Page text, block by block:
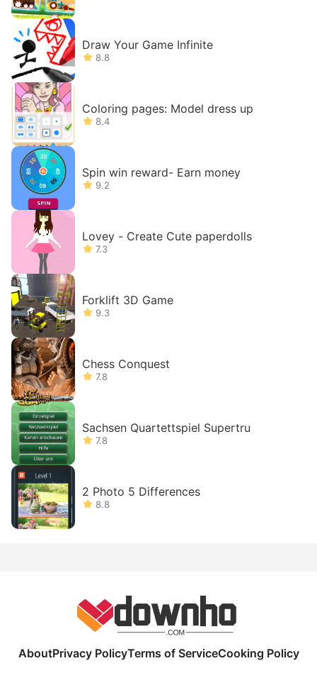
Draw Your Game Infinite
8.8
Coloring pages: Model dress up
8.4
Spin win reward- Earn money
9.2
Lovey - Create Cute paperdolls
7.3
Forklift 3D Game
9.3
Chess Conquest
7.8
Sachsen Quartettspiel Supertru
7.8
2 Photo 5 Differences
8.8
AboutPrivacy PolicyTerms of ServiceCooking Policy